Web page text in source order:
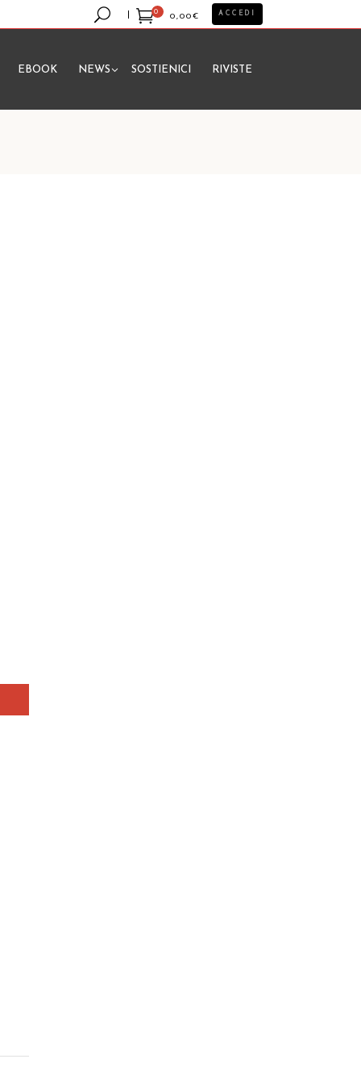
0
0,00€
prodotto nel carrello.
ACCEDI
EBOOK NEWS SOSTIENICI RIVISTE